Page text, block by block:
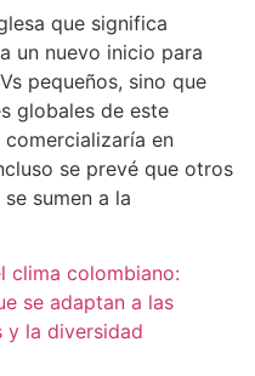
que significa
un nuevo inicio para
pequeños, sino que
globales de este
en
se prevé que otros
sumen a la
clima colombiano:
se adaptan a las
y la diversidad